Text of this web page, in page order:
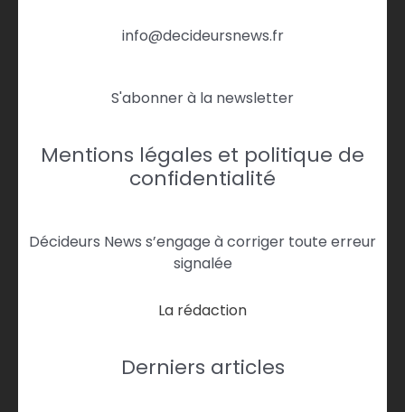
info@decideursnews.fr
S'abonner à la newsletter
Mentions légales et politique de
confidentialité
Décideurs News s’engage à corriger toute erreur
signalée
La rédaction
Derniers articles